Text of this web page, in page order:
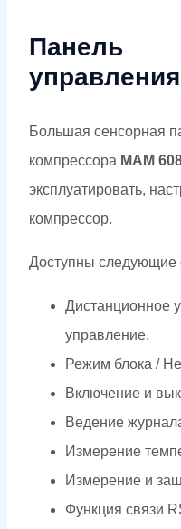
Панель
Большая сенсорная
компрессора MAM
эксплуатировать,
компрессор.
Доступны следующие
Дистанционное
управление.
Режим блока /
Включение и
Ведение
Измерение
Измерение и
Функция связи